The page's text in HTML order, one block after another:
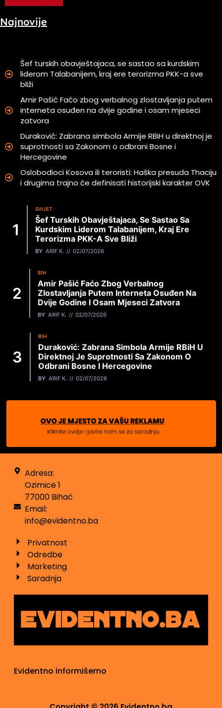
Najnovije
Šef turskih obavještajaca, se sastao sa kurdskim
liderom Talabanijem, kraj ere terorizma PKK-a sve
bliži
Amir Pašić Faćo zbog verbalnog zlostavljanja putem
interneta osuđen na dvije godine i osam mjeseci
zatvora
Duraković: Zabrana simbola Armije RBiH u direktnoj je
suprotnosti sa Zakonom o odbrani Bosne i
Hercegovine
Oslobodioci Kosova ili teroristi: Haška presuda Thaciju
i drugima trajno će definisati historijski karakter OVK
SVIJET
Šef Turskih Obavještajaca, Se Sastao Sa
Kurdskim Liderom Talabanijem, Kraj Ere
Terorizma PKK-A Sve Bliži
BY ARIF K. 02/07/2026
BIH
Amir Pašić Faćo Zbog Verbalnog
Zlostavljanja Putem Interneta Osuđen Na
Dvije Godine I Osam Mjeseci Zatvora
BY ARIF K. 02/07/2026
BIH
Duraković: Zabrana Simbola Armije RBiH U
Direktnoj Je Suprotnosti Sa Zakonom O
Odbrani Bosne I Hercegovine
BY ARIF K. 02/07/2026
Adresa:
Ozimice 1
77000 Bihać
Email:
info@evidentno.ba
Privatnost
Odredbe
Marketing
Saradnja
Evidentno informišemo